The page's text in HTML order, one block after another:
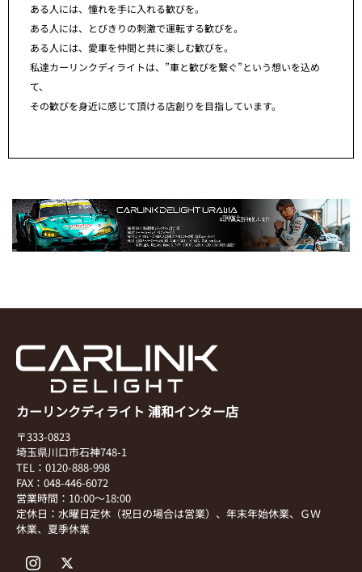
ある人には、憧れを手に入れる歓びを。
ある人には、とびきりの刺激で運転する歓びを。
ある人には、愛車を仲間と共に楽しむ歓びを。
私達カーリンクディライトは、”車と歓びを繋ぐ”という想いを込め
て、
その歓びを身近に感じて頂ける店創りを目指しています。
カーリンクディライト 浦和インター店
〒333-0823
埼玉県川口市石神748-1
TEL：0120-888-998
FAX：048-446-6072
営業時間：10:00～18:00
定休日：水曜日定休（祝日の場合は営業）、年末年始休業、ＧＷ
休業、夏季休業